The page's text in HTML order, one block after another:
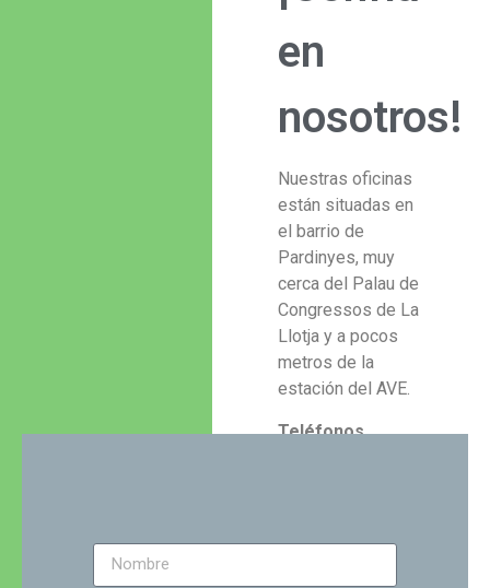
en
nosotros!
Nuestras oficinas
están situadas en
el barrio de
Pardinyes, muy
cerca del Palau de
Congressos de La
Llotja y a pocos
metros de la
estación del AVE.
Teléfonos
586